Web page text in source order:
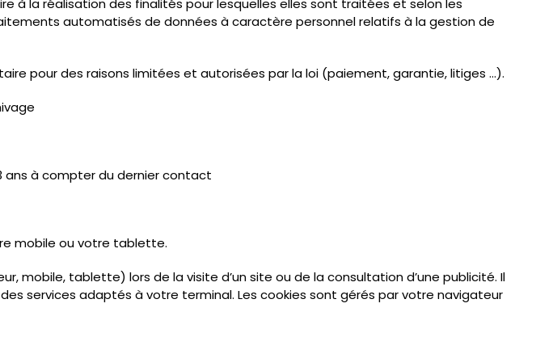
à la réalisation des finalités pour lesquelles elles sont traitées et selon les
automatisés de données à caractère personnel relatifs à la gestion de
pour des raisons limitées et autorisées par la loi (paiement, garantie, litiges ...).
à compter du dernier contact
mobile ou votre tablette.
tablette) lors de la visite d’un site ou de la consultation d’une publicité. Il
services adaptés à votre terminal. Les cookies sont gérés par votre navigateur